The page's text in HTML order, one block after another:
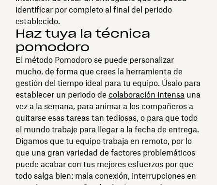
identificar por completo al final del periodo
establecido.
Haz tuya la técnica
pomodoro
El método Pomodoro se puede personalizar
mucho, de forma que crees la herramienta de
gestión del tiempo ideal para tu equipo. Úsalo para
establecer un periodo de colaboración intensa una
vez a la semana, para animar a los compañeros a
quitarse esas tareas tan tediosas, o para que todo
el mundo trabaje para llegar a la fecha de entrega.
Digamos que tu equipo trabaja en remoto, por lo
que una gran variedad de factores problemáticos
puede acabar con tus mejores esfuerzos por que
todo salga bien: mala conexión, interrupciones en